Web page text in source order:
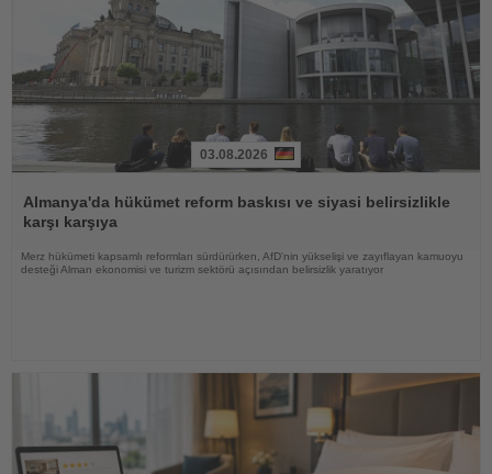
Oku
03.08.2026
Almanya'da hükümet reform baskısı ve siyasi belirsizlikle
karşı karşıya
Merz hükümeti kapsamlı reformları sürdürürken, AfD'nin yükselişi ve zayıflayan kamuoyu
desteği Alman ekonomisi ve turizm sektörü açısından belirsizlik yaratıyor